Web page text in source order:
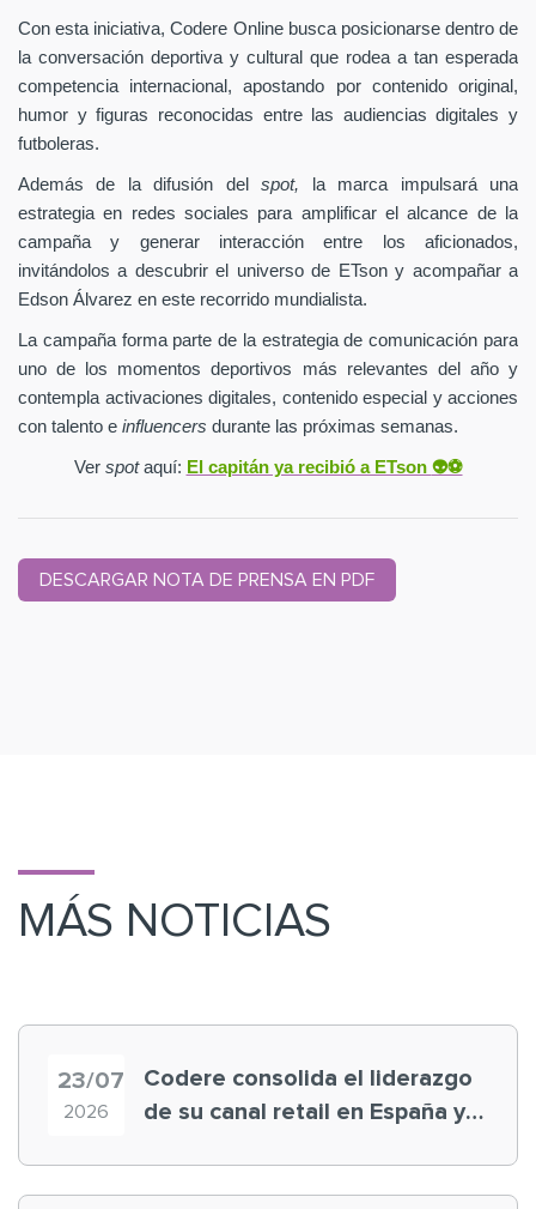
Con esta iniciativa, Codere Online busca posicionarse dentro de
la conversación deportiva y cultural que rodea a tan esperada
competencia internacional, apostando por contenido original,
humor y figuras reconocidas entre las audiencias digitales y
futboleras.
Además de la difusión delspot,
la marca impulsará una
estrategia en redes sociales para amplificar el alcance de la
campaña y generar interacción entre los aficionados,
invitándolos a descubrir el universo de ETson y acompañar a
Edson Álvarez en este recorrido mundialista.
La campaña forma parte de la estrategia de comunicación para
uno de los momentos deportivos más relevantes del año y
contempla activaciones digitales, contenido especial y acciones
con talento e influencers durante las próximas semanas.
Ver spotaquí: El capitán ya recibió a ETson 👽⚽️
DESCARGAR NOTA DE PRENSA EN PDF
MÁS NOTICIAS
23/07
2026
Codere consolida el liderazgo
de su canal retail en España y